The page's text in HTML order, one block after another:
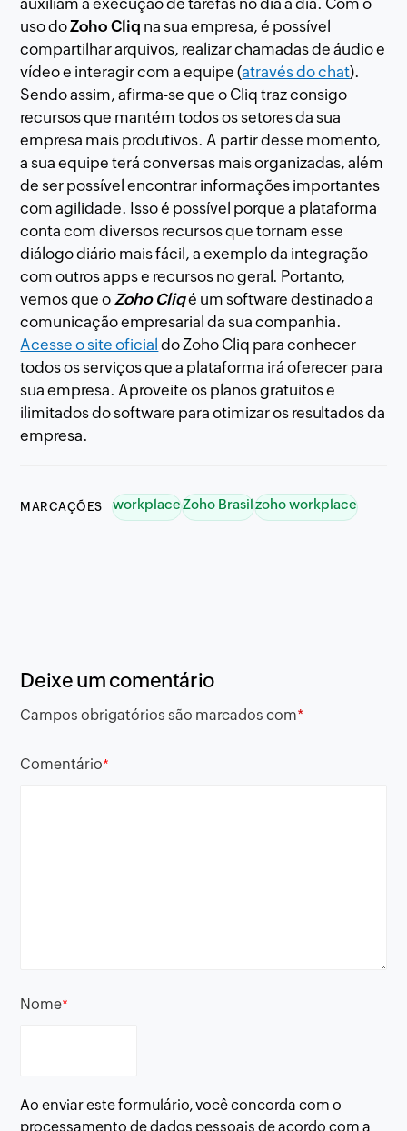
auxiliam a execução de tarefas no dia a dia. Com o
uso doZoho Cliq na sua empresa, é possível
compartilhar arquivos, realizar chamadas de áudio e
vídeo e interagir com a equipe (através do chat).
Sendo assim, afirma-se que o Cliq traz consigo
recursos que mantém todos os setores da sua
empresa mais produtivos. A partir desse momento,
a sua equipe terá conversas mais organizadas, além
de ser possível encontrar informações importantes
com agilidade. Isso é possível porque a plataforma
conta com diversos recursos que tornam esse
diálogo diário mais fácil, a exemplo da integração
com outros apps e recursos no geral. Portanto,
vemos que o Zoho Cliqé um software destinado a
comunicação empresarial da sua companhia.
Acesse o site oficial do Zoho Cliq para conhecer
todos os serviços que a plataforma irá oferecer para
sua empresa. Aproveite os planos gratuitos e
ilimitados do software para otimizar os resultados da
empresa.
MARCAÇÕES workplaceZoho Brasilzoho workplace
Deixe um comentário
Campos obrigatórios são marcados com*
Comentário*
Nome*
Ao enviar este formulário, você concorda com o
processamento de dados pessoais de acordo com a